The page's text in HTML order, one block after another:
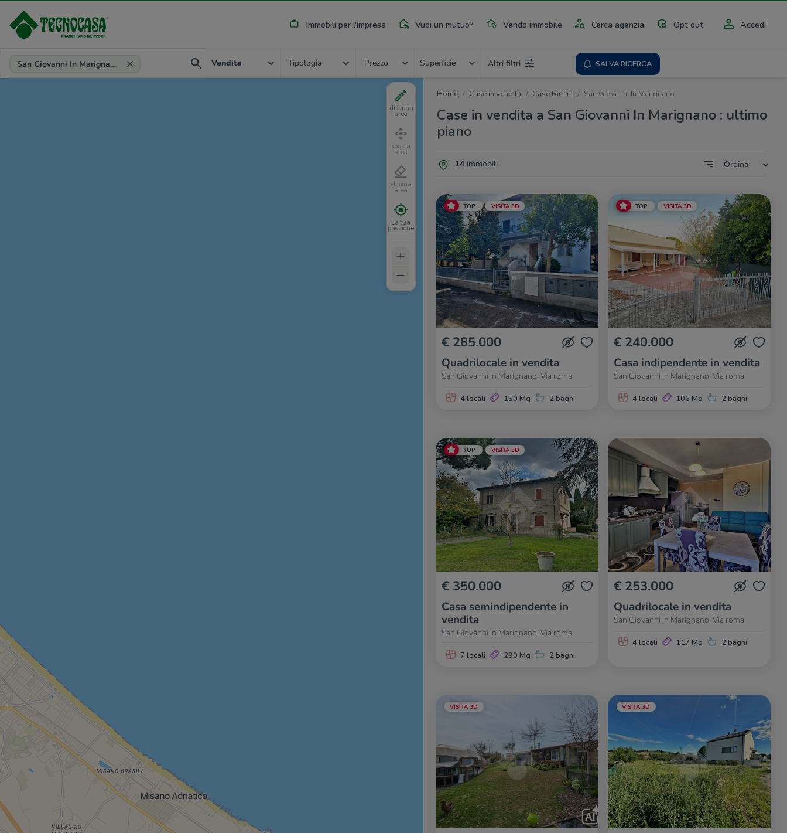
Immobili per l'impresa Vuoi un mutuo? Vendo immobile Cerca agenzia Opt out Accedi
Provincia, comune, zona, riferimento
San Giovanni In Marignano (RN) Vendita Tipologia Prezzo Superficie Altri filtri SALVA RICERCA
Home Case in vendita Case Rimini San Giovanni In Marignano
Case in vendita a San Giovanni In Marignano : ultimo
piano
14immobili Ordina
TOP VISITA 3D
€ 285.000
Quadrilocale in vendita
San Giovanni In Marignano, Via roma
4 locali 150 Mq 2 bagni
TOP VISITA 3D
€ 240.000
Casa indipendente in vendita
San Giovanni In Marignano, Via roma
4 locali 106 Mq 2 bagni
TOP VISITA 3D
€ 350.000
Casa semindipendente in
vendita
San Giovanni In Marignano, Via roma
7 locali 290 Mq 2 bagni
€ 253.000
Quadrilocale in vendita
San Giovanni In Marignano, Via roma
4 locali 117 Mq 2 bagni
VISITA 3D VISITA 3D
disegna
area
sposta
area
elimina
area
La tua
posizione
+
–